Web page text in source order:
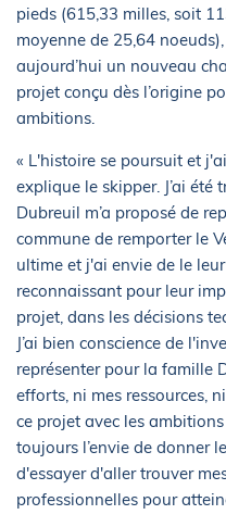
pieds (615,33 milles, soit
moyenne de 25,64
aujourd’hui un nouveau
projet conçu dès l’origine
ambitions.
« L'histoire se poursuit et
explique le skipper. J’ai
Dubreuil m’a proposé de
commune de remporter le
ultime et j'ai envie de le
reconnaissant pour leur
projet, dans les décisions
J’ai bien conscience de
représenter pour la famille
efforts, ni mes ressources,
ce projet avec les
toujours l’envie de donner
d'essayer d'aller trouver
professionnelles pour